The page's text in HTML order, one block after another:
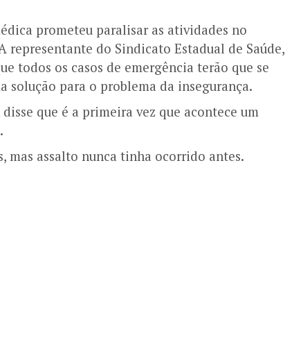
prometeu paralisar as atividades no
representante do Sindicato Estadual de Saúde,
todos os casos de emergência terão que se
solução para o problema da insegurança.
que é a primeira vez que acontece um
mas assalto nunca tinha ocorrido antes.